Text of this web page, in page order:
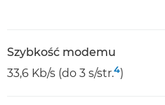
Szybkość modemu
33,6 Kb/s (do 3 s/str.4)